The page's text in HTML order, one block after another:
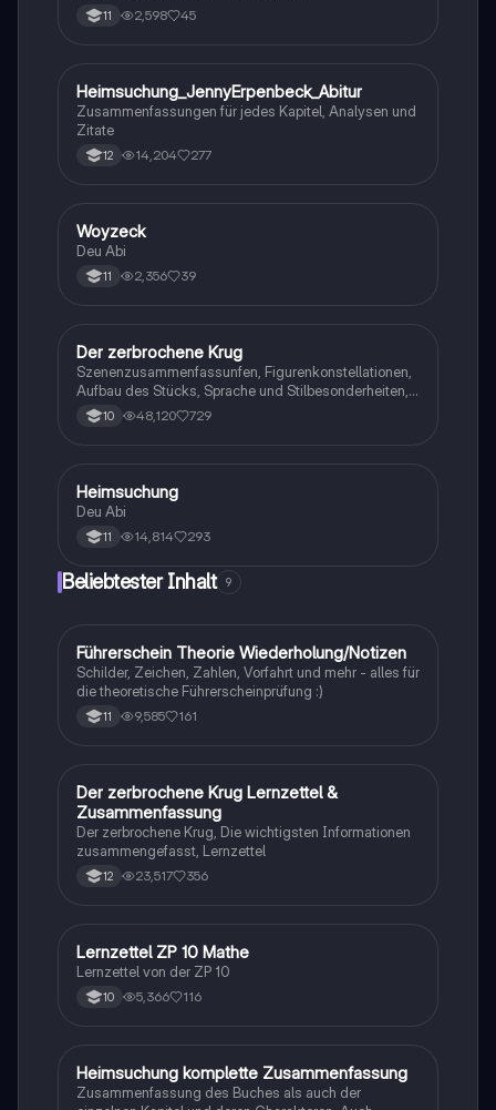
11 2,598 45
Deutsch
Heimsuchung_JennyErpenbeck_Abitur
Zusammenfassungen für jedes Kapitel, Analysen und
Zitate
12 14,204 277
Deutsch
Woyzeck
Deu Abi
11 2,356 39
Deutsch
Der zerbrochene Krug
Szenenzusammenfassunfen, Figurenkonstellationen,
Aufbau des Stücks, Sprache und Stilbesonderheiten,
Aussageabsicht, Thematik, Interpretation
10 48,120 729
Deutsch
Heimsuchung
Deu Abi
11 14,814 293
Beliebtester Inhalt 9
Lerntipps
Führerschein Theorie Wiederholung/Notizen
Schilder, Zeichen, Zahlen, Vorfahrt und mehr - alles für
die theoretische Führerscheinprüfung :)
11 9,585 161
Deutsch
Der zerbrochene Krug Lernzettel &
Zusammenfassung
Der zerbrochene Krug, Die wichtigsten Informationen
zusammengefasst, Lernzettel
12 23,517 356
Mathe
Lernzettel ZP 10 Mathe
Lernzettel von der ZP 10
10 5,366 116
Deutsch
Heimsuchung komplette Zusammenfassung
Zusammenfassung des Buches als auch der